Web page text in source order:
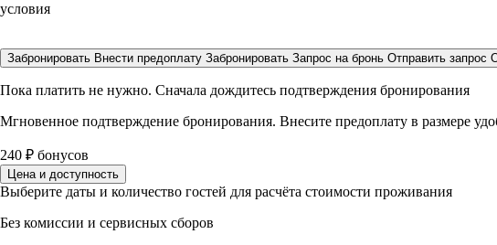
условия
Забронировать Внести предоплату Забронировать Запрос на бронь Отправить запрос
Пока платить не нужно. Сначала дождитесь подтверждения бронирования
Мгновенное подтверждение бронирования. Внесите предоплату в размере
240 ₽ бонусов
Цена и доступность
Выберите даты и количество гостей для расчёта стоимости проживания
Без комиссии и сервисных сборов